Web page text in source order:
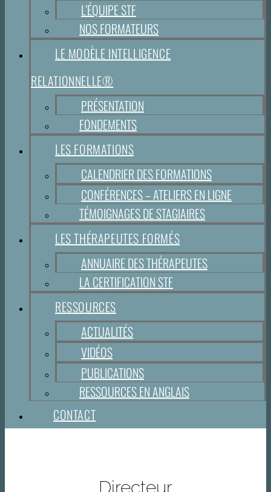
L’ÉQUIPE STF
NOS FORMATEURS
LE MODÈLE INTELLIGENCE
RELATIONNELLE®
PRÉSENTATION
FONDEMENTS
LES FORMATIONS
CALENDRIER DES FORMATIONS
CONFÉRENCES – ATELIERS EN LIGNE
TÉMOIGNAGES DE STAGIAIRES
LES THÉRAPEUTES FORMÉS
ANNUAIRE DES THÉRAPEUTES
LA CERTIFICATION STF
RESSOURCES
ACTUALITÉS
VIDÉOS
PUBLICATIONS
RESSOURCES EN ANGLAIS
CONTACT
Directeur